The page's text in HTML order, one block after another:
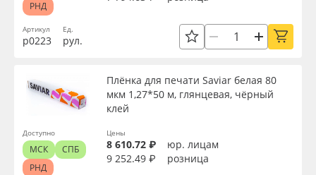
Артикул
р0223
Ед.
рул.
РНД
Плёнка для печати Saviar белая 80
мкм 1,27*50 м, глянцевая, чёрный
клей
Цены
8 610.72 ₽
юр. лицам
9 252.49 ₽
розница
Доступно
МСК
СПБ
РНД